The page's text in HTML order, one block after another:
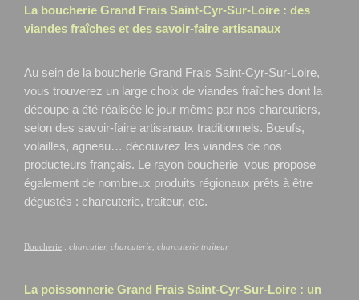
La boucherie Grand Frais Saint-Cyr-Sur-Loire : des
viandes fraîches et des savoir-faire artisanaux
Au sein de la boucherie Grand Frais Saint-Cyr-Sur-Loire,
vous trouverez un large choix de viandes fraîches dont la
découpe a été réalisée le jour même par nos charcutiers,
selon des savoir-faire artisanaux traditionnels. Bœufs,
volailles, agneau… découvrez les viandes de nos
producteurs français. Le rayon boucherie vous propose
également de nombreux produits régionaux prêts à être
dégustés : charcuterie, traiteur, etc.
Boucherie : charcutier, charcuterie, charcuterie traiteur
La poissonnerie Grand Frais Saint-Cyr-Sur-Loire : un